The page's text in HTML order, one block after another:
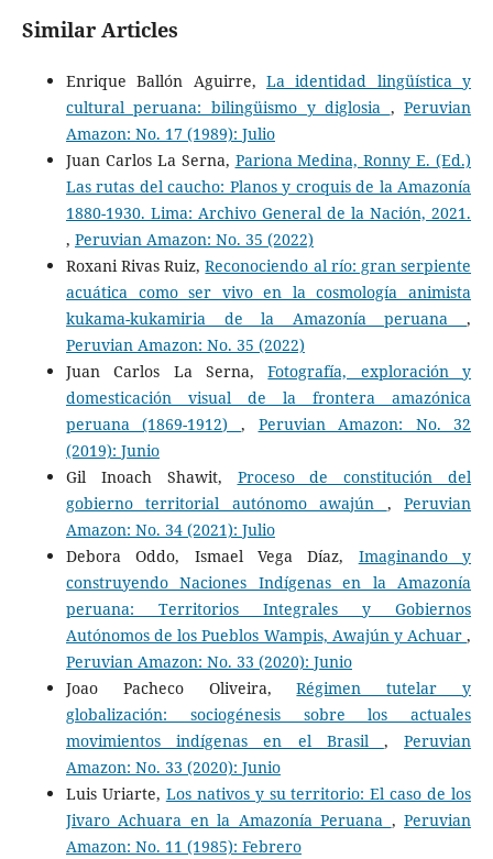
Similar Articles
Enrique Ballón Aguirre, La identidad lingüística y
cultural peruana: bilingüismo y diglosia ,Peruvian
Amazon: No. 17 (1989): Julio
Juan Carlos La Serna, Pariona Medina, Ronny E. (Ed.)
Las rutas del caucho: Planos y croquis de la Amazonía
1880-1930. Lima: Archivo General de la Nación, 2021.
, Peruvian Amazon: No. 35 (2022)
Roxani Rivas Ruiz,Reconociendo al río: gran serpiente
acuática como ser vivo en la cosmología animista
kukama-kukamiria de la Amazonía peruana,
Peruvian Amazon: No. 35 (2022)
Juan Carlos La Serna,Fotografía, exploración y
domesticación visual de la frontera amazónica
peruana (1869-1912) , Peruvian Amazon: No. 32
(2019): Junio
Gil Inoach Shawit, Proceso de constitución del
gobierno territorial autónomo awajún ,Peruvian
Amazon: No. 34 (2021): Julio
Debora Oddo, Ismael Vega Díaz, Imaginando y
construyendo Naciones Indígenas en la Amazonía
peruana: Territorios Integrales y Gobiernos
Autónomos de los Pueblos Wampis, Awajún y Achuar,
Peruvian Amazon: No. 33 (2020): Junio
Joao Pacheco Oliveira,Régimen tutelar y
globalización: sociogénesis sobre los actuales
movimientos indígenas en el Brasil ,Peruvian
Amazon: No. 33 (2020): Junio
Luis Uriarte, Los nativos y su territorio: El caso de los
Jivaro Achuara en la Amazonía Peruana ,Peruvian
Amazon: No. 11 (1985): Febrero